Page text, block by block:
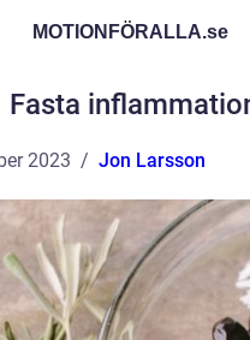
MOTIONFÖRALLA.se
Fasta
2023 Jon Larsson